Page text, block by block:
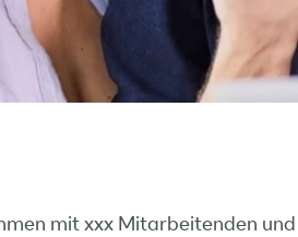
mit xxx Mitarbeitenden